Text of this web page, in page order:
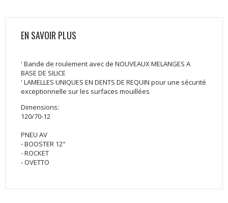
EN SAVOIR PLUS
' Bande de roulement avec de NOUVEAUX MELANGES A
BASE DE SILICE
' LAMELLES UNIQUES EN DENTS DE REQUIN pour une sécurité
exceptionnelle sur les surfaces mouillées
Dimensions:
120/70-12
PNEU AV
- BOOSTER 12"
- ROCKET
- OVETTO